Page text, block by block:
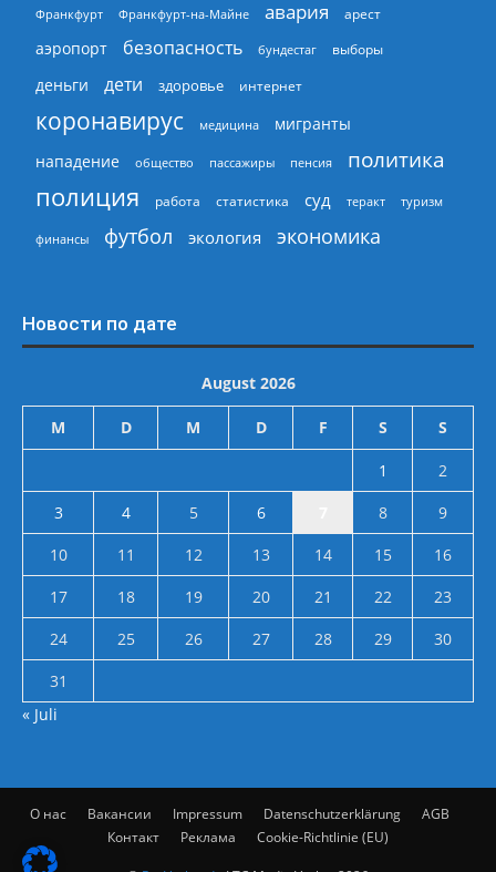
Франкфурт Франкфурт-на-Майне авария арест
аэропорт безопасность бундестаг выборы
деньги дети здоровье интернет
коронавирус медицина
мигранты
нападение
общество пассажиры пенсия политика
полиция работа статистика суд теракт туризм
финансы футбол экология экономика
Новости по дате
August 2026
M D M D F S S
1
2
3
4 5 6 8
9
10
11 12 13 14 15
16
17
18 19 20 21 22
23
24
25 26 27 28 29
30
31
« Juli
О нас Вакансии Impressum Datenschutzerklärung
AGB
Контакт
Реклама Cookie-Richtlinie (EU)